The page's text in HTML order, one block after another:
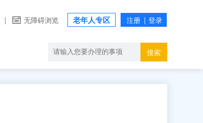
| 无障碍浏览 老年人专区
搜索